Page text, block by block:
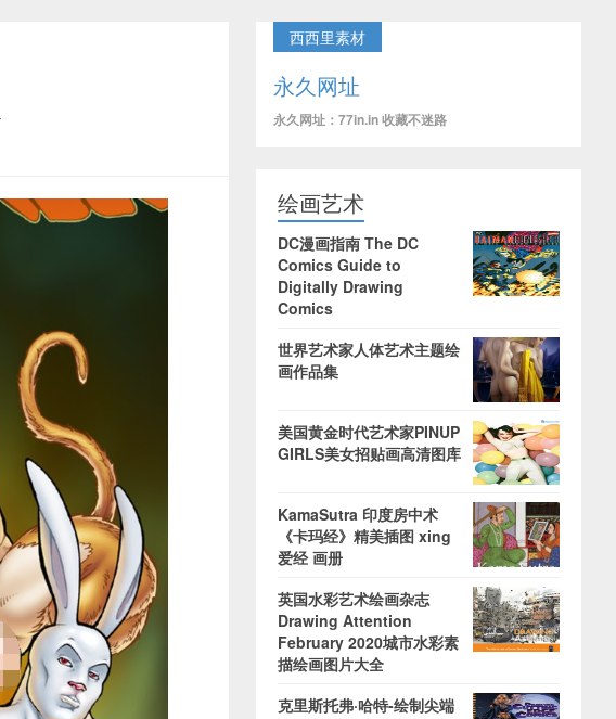
西西里素材
永久网址
永久网址：77in.in 收藏不迷路
绘画艺术
DC漫画指南 The DC
Comics Guide to
Digitally Drawing
Comics
世界艺术家人体艺术主题绘
画作品集
美国黄金时代艺术家PINUP
GIRLS美女招贴画高清图库
KamaSutra 印度房中术
《卡玛经》精美插图 xing
爱经 画册
英国水彩艺术绘画杂志
Drawing Attention
February 2020城市水彩素
描绘画图片大全
克里斯托弗·哈特-绘制尖端